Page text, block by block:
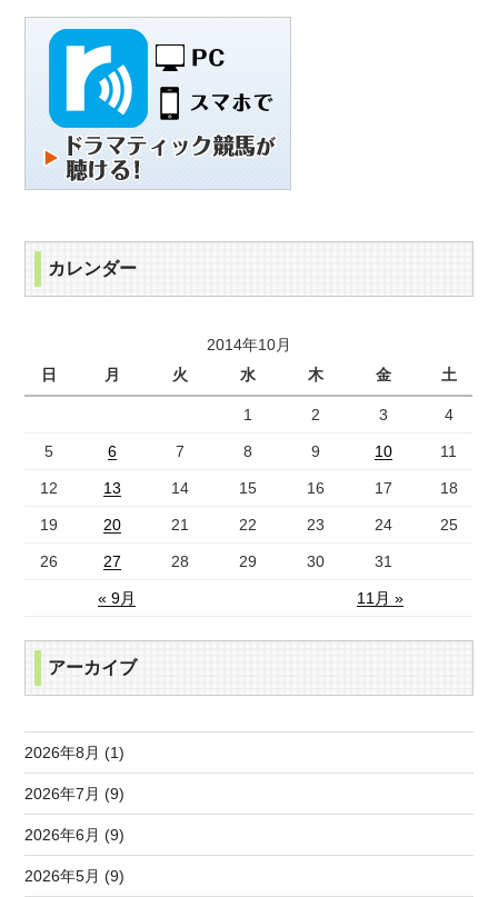
カレンダー
2014年10月
日
月 火 水 木 金 土
« 9月 11月 »
1 2 3 4
5 6 7 8 9 10 11
12 13 14 15 16 17 18
19 20 21 22 23 24 25
26 27 28 29 30 31
アーカイブ
2026年8月 (1)
2026年7月 (9)
2026年6月 (9)
2026年5月 (9)